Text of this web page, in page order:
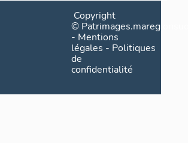
Copyright
©
- Mentions
légales - Politiques
de
confidentialité